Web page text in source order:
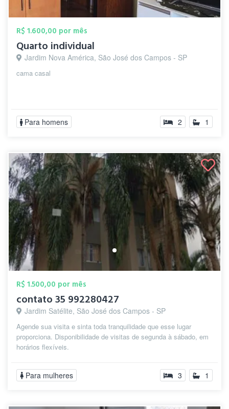
R$ 1.600,00 por mês
Quarto individual
Jardim Nova América, São José dos Campos - SP
cama casal
Para homens 2 1
R$ 1.500,00 por mês
contato 35 992280427
Jardim Satélite, São José dos Campos - SP
Agende sua visita e sinta toda tranquilidade que esse lugar
proporciona. Disponibilidade de visitas de segunda à sábado, em
horários flexíveis.
Para mulheres 3 1